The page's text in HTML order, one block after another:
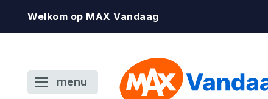
Welkom op MAX Vandaag
menu